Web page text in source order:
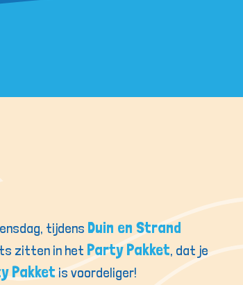
tijdens Duin en Strand
zitten in het Party Pakket, dat je
Pakketis voordeliger!